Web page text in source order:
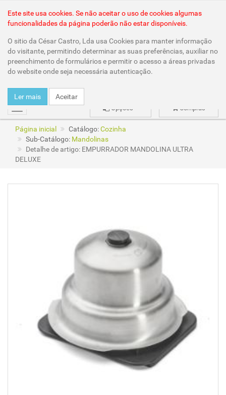
mudar Compras
Opções
Este site usa cookies. Se não aceitar o uso de cookies algumas
funcionalidades da página poderão não estar disponíveis.
O sitio da César Castro, Lda usa Cookies para manter informação
do visitante, permitindo determinar as suas preferências, auxiliar no
preenchimento de formulários e permitir o acesso a áreas privadas
do website onde seja necessária autenticação.
Ler mais Aceitar
Página inicial Catálogo:Cozinha
Sub-Catálogo: Mandolinas
Detalhe de artigo: EMPURRADOR MANDOLINA ULTRA
DELUXE